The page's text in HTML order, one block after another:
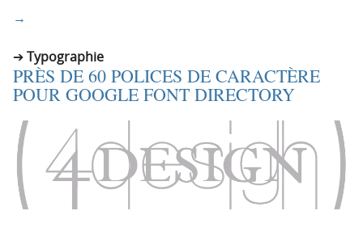
→
Typographie
PRÈS DE 60 POLICES DE CARACTÈRE
POUR GOOGLE FONT DIRECTORY